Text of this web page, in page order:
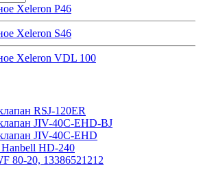
RSJ-120ER
JIV-40C-EHD-BJ
JIV-40C-EHD
HD-240
80-20, 13386521212